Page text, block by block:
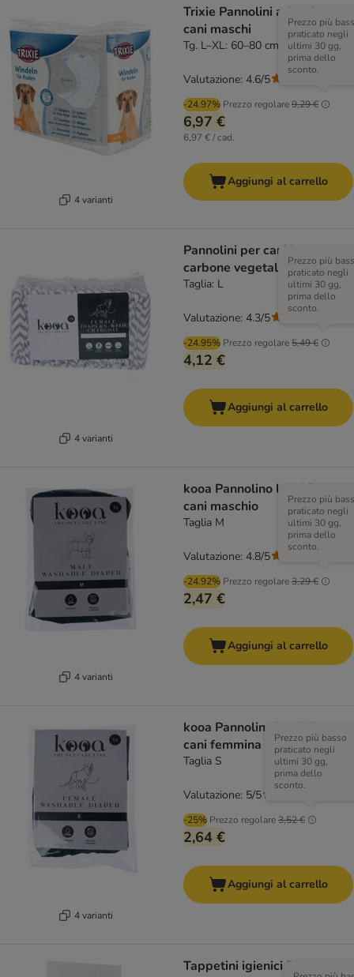
4 varianti
Trixie Pannolini a fascia per
cani maschi
Tg. L–XL: 60–80 cm, 12 pz
-24.97% Prezzo regolare9,29 €
Prezzo più
praticato negli
ultimi 30 gg,
prima dello
sconto.
6,97 €
6,97 € / cad.
Valutazione: 4.6/5
Aggiungi al carrello
4 varianti
Pannolini per cani kooa con
carbone vegetale
Taglia: L
-24.95% Prezzo regolare5,49 €
Prezzo più
praticato negli
ultimi 30 gg,
prima dello
sconto.
4,12 €
Valutazione: 4.3/5
Aggiungi al carrello
4 varianti
kooa Pannolino lavabile per
cani maschio
Taglia M
-24.92% Prezzo regolare3,29 €
Prezzo più
praticato negli
ultimi 30 gg,
prima dello
sconto.
2,47 €
Valutazione: 4.8/5
Aggiungi al carrello
4 varianti
kooa Pannolino lavabile per
cani femmina
Taglia S
-25% Prezzo regolare3,52 €
Prezzo più basso
praticato negli
ultimi 30 gg,
prima dello
sconto.
2,64 €
Valutazione: 5/5
Aggiungi al carrello
Tappetini igienici Puppy